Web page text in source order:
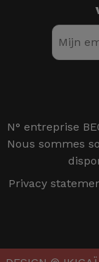
N° entreprise
Nous sommes
Privacy